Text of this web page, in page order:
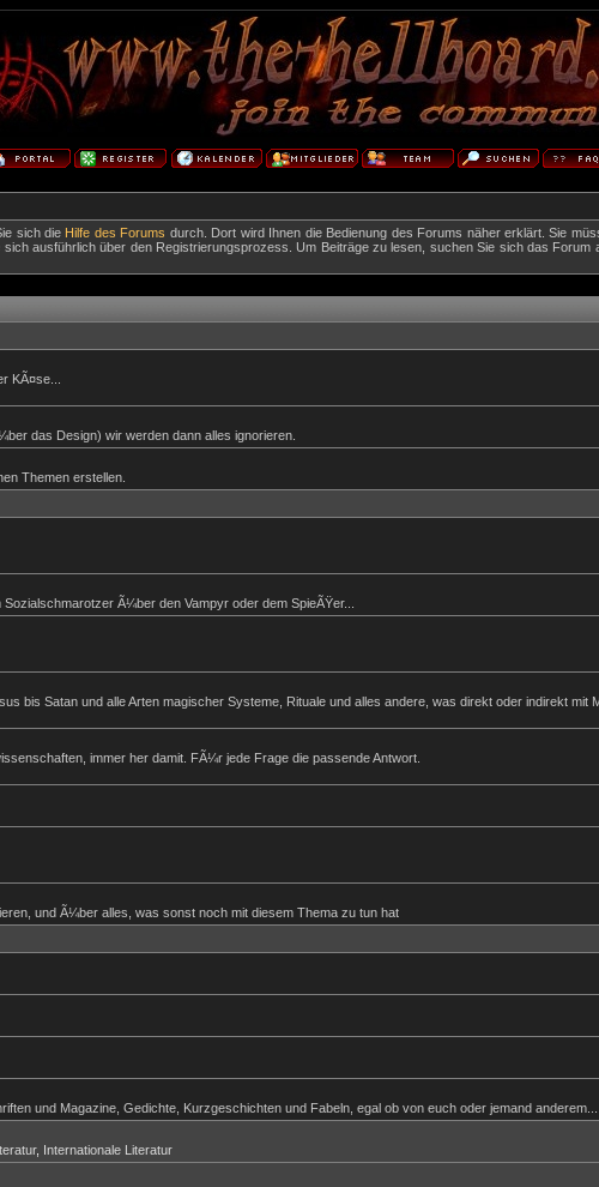
sich die Hilfe des Forums durch. Dort wird Ihnen die Bedienung des Forums näher erklärt. Sie
ausführlich über den Registrierungsprozess. Um Beiträge zu lesen, suchen Sie sich das
KÃ¤se...
das Design) wir werden dann alles ignorieren.
Themen erstellen.
Ã¼ber den Vampyr oder dem SpieÃŸer...
bis Satan und alle Arten magischer Systeme, Rituale und alles andere, was direkt oder indirekt mit
immer her damit. FÃ¼r jede Frage die passende Antwort.
und Ã¼ber alles, was sonst noch mit diesem Thema zu tun hat
und Magazine, Gedichte, Kurzgeschichten und Fabeln, egal ob von euch oder jemand anderem...
, Internationale Literatur